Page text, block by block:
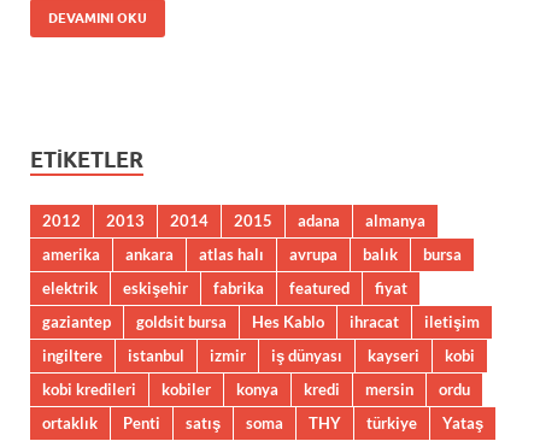
DEVAMINI OKU
ETIKETLER
2012 2013 2014 2015 adana
almanya
amerika
ankara atlas halı avrupa balık
bursa
elektrik
eskişehir fabrika featured
fiyat
gaziantep
goldsit bursa Hes Kablo ihracat
iletişim
ingiltere
istanbul izmir iş dünyası kayseri
kobi
kobi kredileri
kobiler konya kredi mersin
ordu
ortaklık
Penti satış soma THY türkiye Yataş